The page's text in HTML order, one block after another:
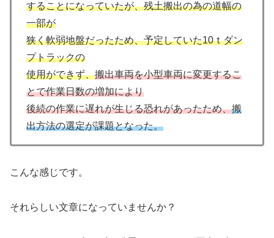
することになっていたが、残土搬出の為の道幅の
一部が
狭く軟弱地盤だったため、予定していた10ｔダン
プトラックの
使用ができず、搬出車両を小型車両に変更するこ
とで作業日数の増加により
後続の作業に遅れが生じる恐れがあったため、搬
出方法の選定が課題となった。
こんな感じです。
それらしい文章になっていませんか？